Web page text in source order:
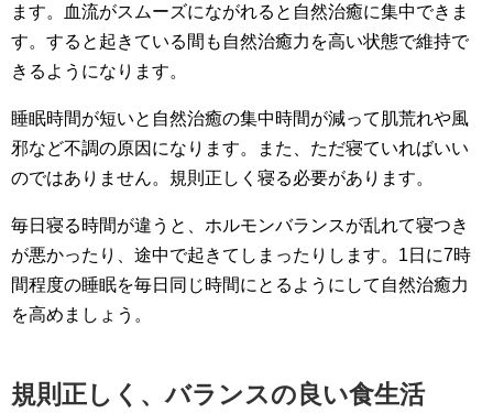
ます。血流がスムーズにながれると自然治癒に集中できま
す。すると起きている間も自然治癒力を高い状態で維持で
きるようになります。
睡眠時間が短いと自然治癒の集中時間が減って肌荒れや風
邪など不調の原因になります。また、ただ寝ていればいい
のではありません。規則正しく寝る必要があります。
毎日寝る時間が違うと、ホルモンバランスが乱れて寝つき
が悪かったり、途中で起きてしまったりします。1日に7時
間程度の睡眠を毎日同じ時間にとるようにして自然治癒力
を高めましょう。
規則正しく、バランスの良い食生活